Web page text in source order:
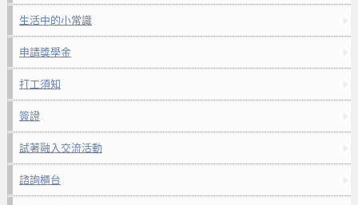
生活中的小常識
申請獎學金
打工須知
簽證
試著融入交流活動
諮詢櫃台